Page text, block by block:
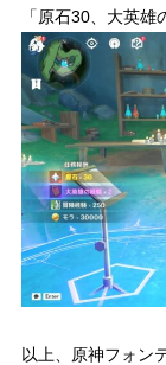
「原石30、大英
以上、原神フォン